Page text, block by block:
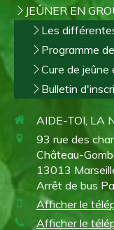
JEÛNER EN
Les
Programme
Cure de
Bulletin
AIDE-TOI, LA
93 rue des
Château-
13013
Arrêt de bus
Afficher le
Afficher le